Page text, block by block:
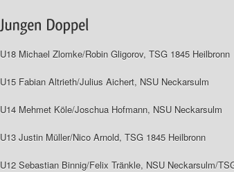
U18 Michael Zlomke/Robin Gligorov, TSG 1845 Heilbronn
U15 Fabian Altrieth/Julius Aichert, NSU Neckarsulm
U14 Mehmet Köle/Joschua Hofmann, NSU Neckarsulm
U13 Justin Müller/Nico Arnold, TSG 1845 Heilbronn
U12 Sebastian Binnig/Felix Tränkle, NSU Neckarsulm/